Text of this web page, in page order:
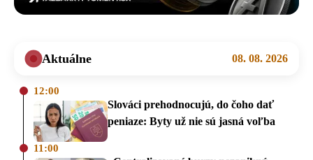
Aktuálne 08. 08. 2026
12:00
Slováci prehodnocujú, do čoho dať
peniaze: Byty už nie sú jasná voľba
11:00